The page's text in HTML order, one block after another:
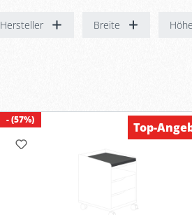
Hersteller Breite Höhe
- (57%)
Top-